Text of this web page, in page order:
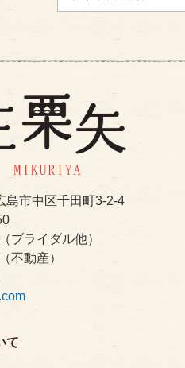
島市中区千田町3-2-4
（ブライダル他）
（不動産）
て